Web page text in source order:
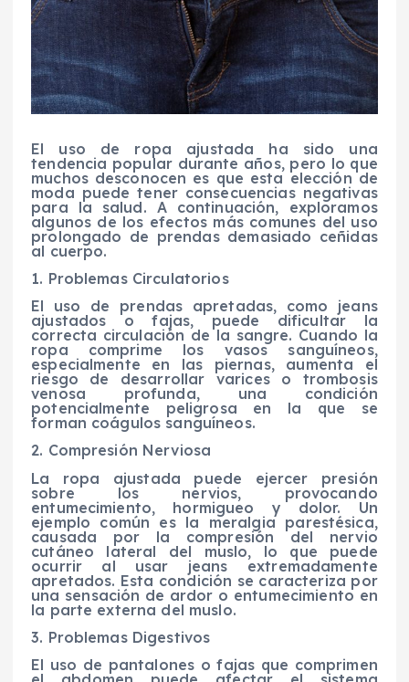
El uso de ropa ajustada ha sido una
tendencia popular durante años, pero lo que
muchos desconocen es que esta elección de
moda puede tener consecuencias negativas
para la salud. A continuación, exploramos
algunos de los efectos más comunes del uso
prolongado de prendas demasiado ceñidas
al cuerpo.
1. Problemas Circulatorios
El uso de prendas apretadas, como jeans
ajustados o fajas, puede dificultar la
correcta circulación de la sangre. Cuando la
ropa comprime los vasos sanguíneos,
especialmente en las piernas, aumenta el
riesgo de desarrollar varices o trombosis
venosa profunda, una condición
potencialmente peligrosa en la que se
forman coágulos sanguíneos.
2. Compresión Nerviosa
La ropa ajustada puede ejercer presión
sobre los nervios, provocando
entumecimiento, hormigueo y dolor. Un
ejemplo común es la meralgia parestésica,
causada por la compresión del nervio
cutáneo lateral del muslo, lo que puede
ocurrir al usar jeans extremadamente
apretados. Esta condición se caracteriza por
una sensación de ardor o entumecimiento en
la parte externa del muslo.
3. Problemas Digestivos
El uso de pantalones o fajas que comprimen